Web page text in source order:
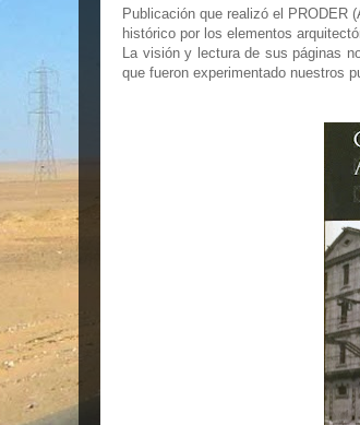
Publicación que realizó el PRODER
histórico por los elementos
La visión y lectura de sus páginas
que fueron experimentado nuestros